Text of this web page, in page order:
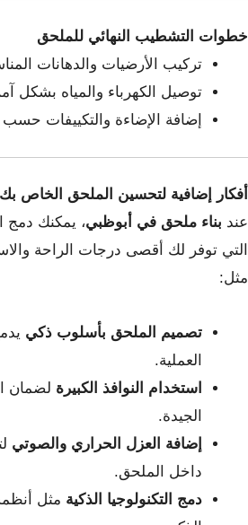
خطوات التشطيب النهائي للملحق
تركيب الأرضيات والدهانات
توصيل الكهرباء والمياه بشكل
إضافة الإضاءة والتكييفات حسب
أفكار إضافية لتحسين الملحق الخاص بك
عند بناء ملحق في أبوظبي، يمكنك دمج
التي توفر لك أقصى درجات الراحة
مثل:
تصميم الملحق بأسلوب ذكي
العملية.
استخدام النوافذ الكبيرة لضمان
الجيدة.
إضافة العزل الحراري والصوتي
داخل الملحق.
دمج التكنولوجيا الذكية مثل